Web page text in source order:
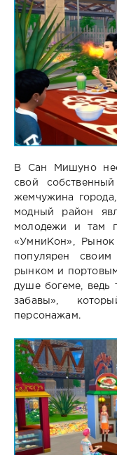
В Сан Мишуно
свой
жемчужина
модный район
молодежи и там
«УмниКон»,
популярен
рынком и
душе богеме, ведь
забавы»,
персонажам.